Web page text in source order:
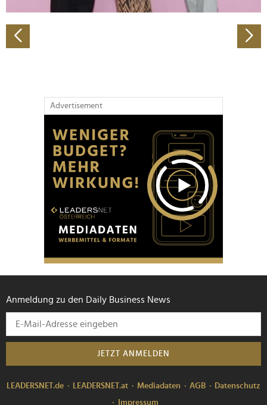
weiteren Daten zusammen, die Sie ihnen bereitgestellt
gesammelt haben.
Advertisement
Anmeldung zu den Daily Business News
JETZT ANMELDEN
LEADERSNET.de LEADERSNET.at Mediadaten AGB
Datenschutz
Impressum